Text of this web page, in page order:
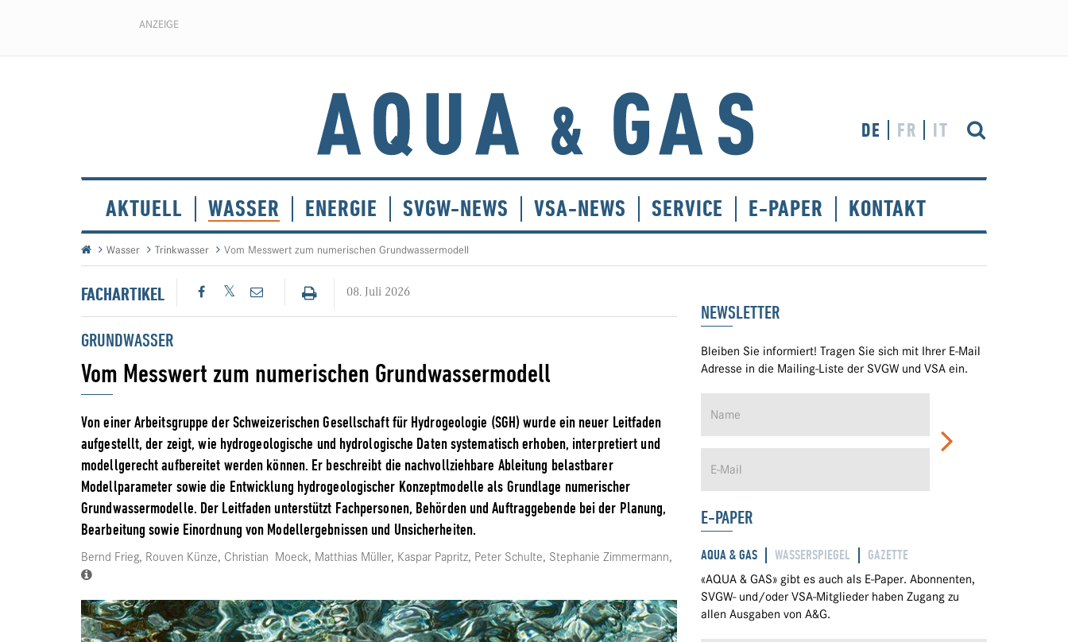
ANZEIGE
DE FR IT
AKTUELL WASSER ENERGIE SVGW-NEWS VSA-NEWS SERVICE E-PAPER KONTAKT
Wasser Trinkwasser Vom Messwert zum numerischen Grundwassermodell
FACHARTIKEL 08. Juli 2026
GRUNDWASSER
Vom Messwert zum numerischen Grundwassermodell
Von einer Arbeitsgruppe der Schweizerischen Gesellschaft für Hydrogeologie (SGH) wurde ein neuer Leitfaden
aufgestellt, der zeigt, wie hydrogeologische und hydrologische Daten systematisch erhoben, interpretiert und
modellgerecht aufbereitet werden können. Er beschreibt die nachvollziehbare Ableitung belastbarer
Modellparameter sowie die Entwicklung hydrogeologischer Konzeptmodelle als Grundlage numerischer
Grundwassermodelle. Der Leitfaden unterstützt Fachpersonen, Behörden und Auftraggebende bei der Planung,
Bearbeitung sowie Einordnung von Modellergebnissen und Unsicherheiten.
Bernd Frieg, Rouven Künze, Christian Moeck, Matthias Müller, Kaspar Papritz, Peter Schulte, Stephanie Zimmermann,
NEWSLETTER
Bleiben Sie informiert! Tragen Sie sich mit Ihrer E-Mail
Adresse in die Mailing-Liste der SVGW und VSA ein.
E-PAPER
AQUA & GAS WASSERSPIEGEL GAZETTE
«AQUA & GAS» gibt es auch als E-Paper. Abonnenten,
SVGW- und/oder VSA-Mitglieder haben Zugang zu
allen Ausgaben von A&G.